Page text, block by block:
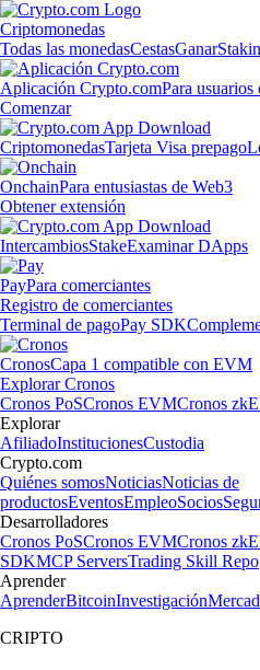
Criptomonedas
Todas las monedasCestasGanar
Aplicación Crypto.comPara usuarios
Comenzar
CriptomonedasTarjeta Visa prepago
OnchainPara entusiastas de Web3
Obtener extensión
IntercambiosStakeExaminar DApps
PayPara comerciantes
Registro de comerciantes
Terminal de pagoPay SDK
CronosCapa 1 compatible con EVM
Explorar Cronos
Cronos PoSCronos EVMCronos
Explorar
AfiliadoInstitucionesCustodia
Crypto.com
Quiénes somosNoticiasNoticias de
productosEventosEmpleoSocios
Desarrolladores
Cronos PoSCronos EVMCronos
SDKMCP ServersTrading Skill Repo
Aprender
AprenderBitcoinInvestigación
CRIPTO